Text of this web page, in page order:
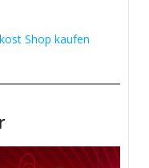
Shop kaufen